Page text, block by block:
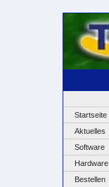
Startseite
Aktuelles
Software
Hardware
Bestellen